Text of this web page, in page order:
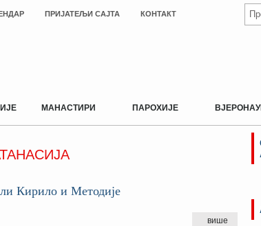
ПРИЈАТЕЉИ САЈТА КОНТАКТ
МАНАСТИРИ ПАРОХИЈЕ
Кирило и Методије
више